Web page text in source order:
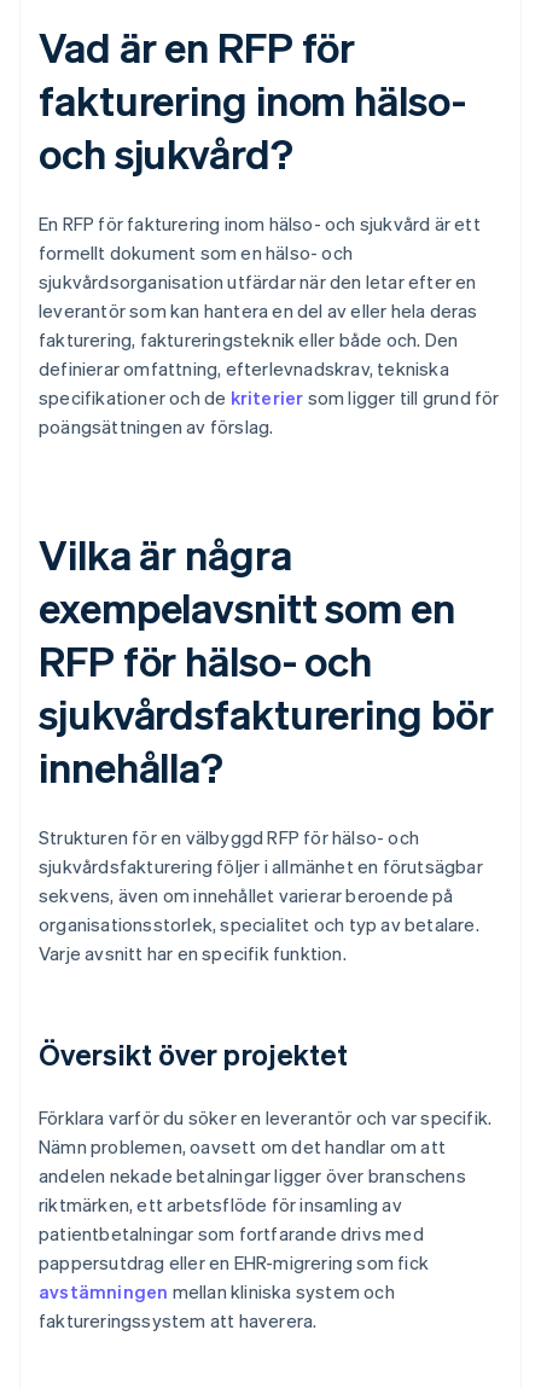
Vad är en RFP för
fakturering inom hälso-
och sjukvård?
En RFP för fakturering inom hälso- och sjukvård är ett
formellt dokument som en hälso- och
sjukvårdsorganisation utfärdar när den letar efter en
leverantör som kan hantera en del av eller hela deras
fakturering, faktureringsteknik eller både och. Den
definierar omfattning, efterlevnadskrav, tekniska
specifikationer och de kriterier som ligger till grund för
poängsättningen av förslag.
Vilka är några
exempelavsnitt som en
RFP för hälso- och
sjukvårdsfakturering bör
innehålla?
Strukturen för en välbyggd RFP för hälso- och
sjukvårdsfakturering följer i allmänhet en förutsägbar
sekvens, även om innehållet varierar beroende på
organisationsstorlek, specialitet och typ av betalare.
Varje avsnitt har en specifik funktion.
Översikt över projektet
Förklara varför du söker en leverantör och var specifik.
Nämn problemen, oavsett om det handlar om att
andelen nekade betalningar ligger över branschens
riktmärken, ett arbetsflöde för insamling av
patientbetalningar som fortfarande drivs med
pappersutdrag eller en EHR-migrering som fick
avstämningen mellan kliniska system och
faktureringssystem att haverera.